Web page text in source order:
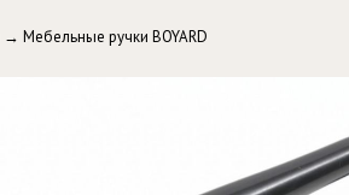
→ Мебельные ручки BOYARD